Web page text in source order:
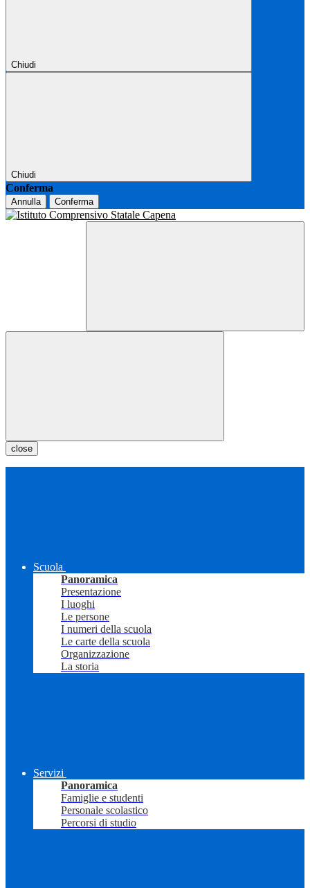
Chiudi
Chiudi
Conferma
Annulla Conferma
close
Scuola
Panoramica
Presentazione
I luoghi
Le persone
I numeri della scuola
Le carte della scuola
Organizzazione
La storia
Servizi
Panoramica
Famiglie e studenti
Personale scolastico
Percorsi di studio